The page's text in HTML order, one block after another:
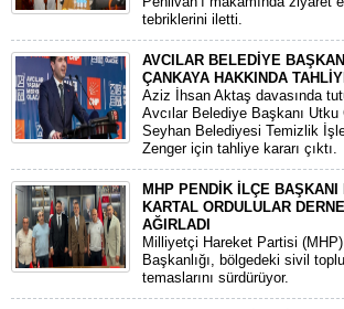
tebriklerini iletti.
AVCILAR BELEDİYE
ÇANKAYA HAKKINDA
​Aziz İhsan Aktaş davasında
Avcılar Belediye Başkanı
Seyhan Belediyesi Temizlik
Zenger için tahliye kararı çıktı.
MHP PENDİK İLÇE BAŞKANI
KARTAL ORDULULAR
AĞIRLADI
​Milliyetçi Hareket Partisi
Başkanlığı, bölgedeki sivil
temaslarını sürdürüyor.